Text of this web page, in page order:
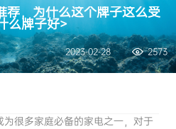
荐，为什么这个牌子这么受
么牌子好>
2023-02-28 2573
很多家庭必备的家电之一，对于